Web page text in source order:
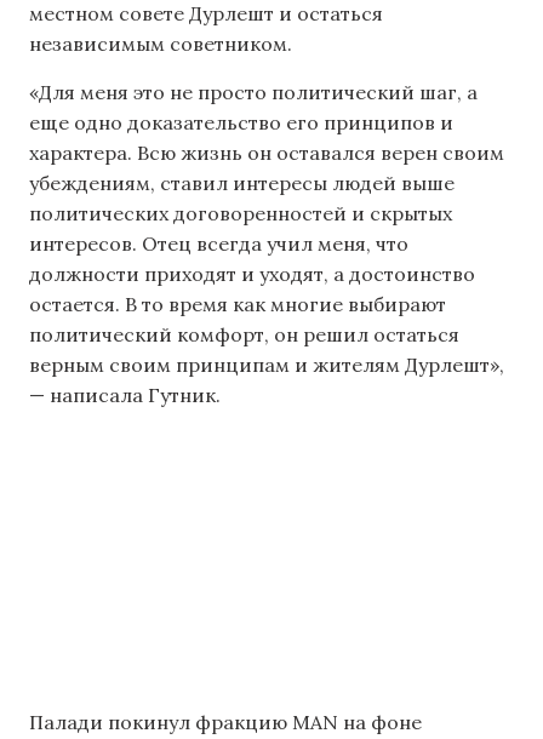
местном совете Дурлешт и остаться
независимым советником.
«Для меня это не просто политический шаг, а
еще одно доказательство его принципов и
характера. Всю жизнь он оставался верен своим
убеждениям, ставил интересы людей выше
политических договоренностей и скрытых
интересов. Отец всегда учил меня, что
должности приходят и уходят, а достоинство
остается. В то время как многие выбирают
политический комфорт, он решил остаться
верным своим принципам и жителям Дурлешт»,
— написала Гутник.
Палади покинул фракцию MAN на фоне